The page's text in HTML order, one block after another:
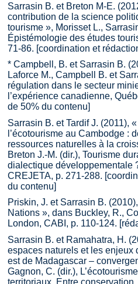
Sarrasin B. et Breton M-E.
contribution de la science
tourisme », Morisset L.,
Épistémologie des études
71-86. [coordination et
* Campbell, B. et Sarrasin B.
Laforce M., Campbell B. et
régulation dans le secteur
l’expérience canadienne,
de 50% du contenu]
Sarrasin B. et Tardif J. (2011),
l’écotourisme au Cambodge :
ressources naturelles à la
Breton J.-M. (dir.), Tourisme
dialectique développementale
CREJETA, p. 271-288.
du contenu]
Priskin, J. et Sarrasin B.
Nations », dans Buckley, R.,
London, CABI, p. 110-124.
Sarrasin B. et Ramahatra, H.
espaces naturels et les enjeux
est de Madagascar –
Gagnon, C. (dir.),
territoriaux. Entre